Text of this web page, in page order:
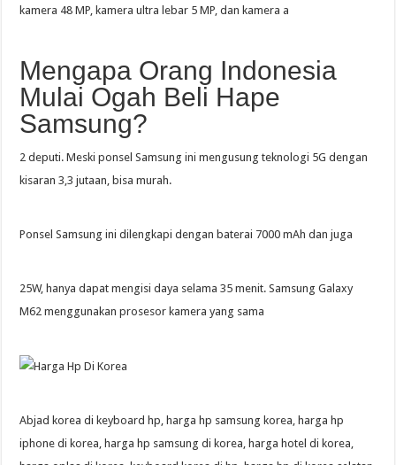
kamera 48 MP, kamera ultra lebar 5 MP, dan kamera a
Mengapa Orang Indonesia
Mulai Ogah Beli Hape
Samsung?
2 deputi. Meski ponsel Samsung ini mengusung teknologi 5G dengan
kisaran 3,3 jutaan, bisa murah.
Ponsel Samsung ini dilengkapi dengan baterai 7000 mAh dan juga
25W, hanya dapat mengisi daya selama 35 menit. Samsung Galaxy
M62 menggunakan prosesor kamera yang sama
Abjad korea di keyboard hp, harga hp samsung korea, harga hp
iphone di korea, harga hp samsung di korea, harga hotel di korea,